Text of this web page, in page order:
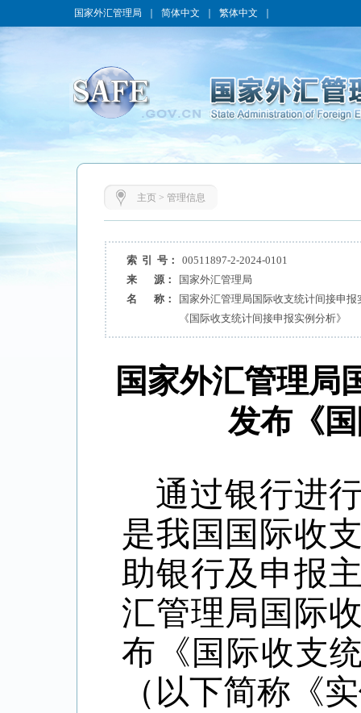
国家外汇管理局 简体中文 繁体中文
主页> 管理信息
索 引 号：
00511897-2-2024-0101
来 源：
国家外汇管理局
名 称：
国家外汇管理局国际收支统计间接申
《国际收支统计间接申报实例分析》
国家外汇管理局
发布《
通过银行进
是我国国际收
助银行及申报
汇管理局国际
布《 国际收支
（以下简称《